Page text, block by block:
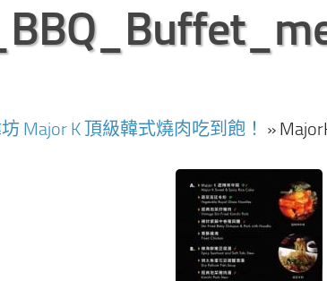
Major K 頂級韓式燒肉吃到飽！ »